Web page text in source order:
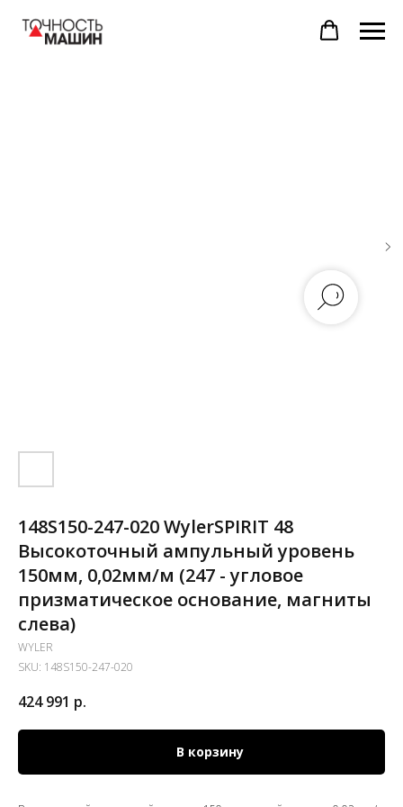
148S150-247-020 WylerSPIRIT 48
Высокоточный ампульный уровень
150мм, 0,02мм/м (247 - угловое
призматическое основание, магниты
слева)
WYLER
SKU: 148S150-247-020
424 991 р.
В корзину